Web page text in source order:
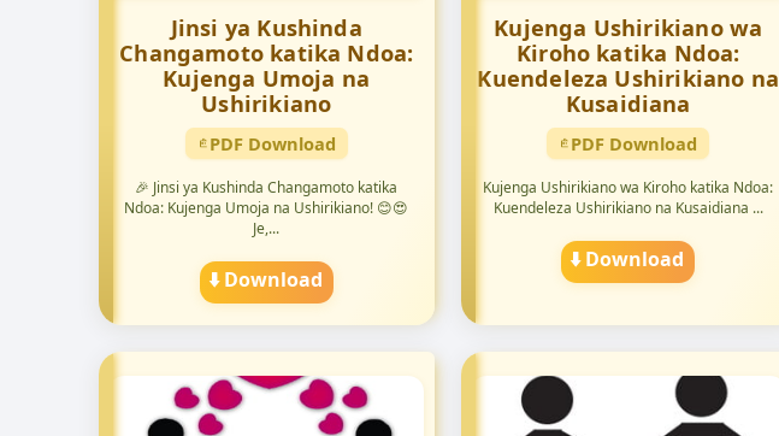
Jinsi ya Kushinda
Changamoto katika Ndoa:
Kujenga Umoja na
Ushirikiano
PDF Download
🎉 Jinsi ya Kushinda Changamoto katika
Ndoa: Kujenga Umoja na Ushirikiano! 😊😍
Je,...
⬇️ Download
Kujenga Ushirikiano wa
Kiroho katika Ndoa:
Kuendeleza Ushirikiano na
Kusaidiana
PDF Download
Kujenga Ushirikiano wa Kiroho katika Ndoa:
Kuendeleza Ushirikiano na Kusaidiana ...
⬇️ Download